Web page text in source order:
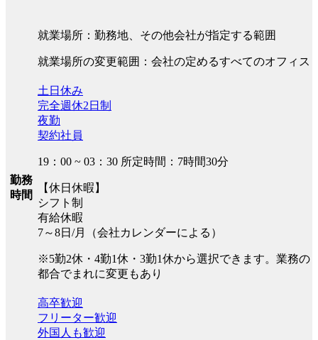
就業場所：勤務地、その他会社が指定する範囲
就業場所の変更範囲：会社の定めるすべてのオフィス
勤務
時間
土日休み
完全週休2日制
夜勤
契約社員
19：00 ~ 03：30 所定時間：7時間30分
【休日休暇】
シフト制
有給休暇
7～8日/月（会社カレンダーによる）
※5勤2休・4勤1休・3勤1休から選択できます。業務の
都合でまれに変更もあり
高卒歓迎
フリーター歓迎
外国人も歓迎